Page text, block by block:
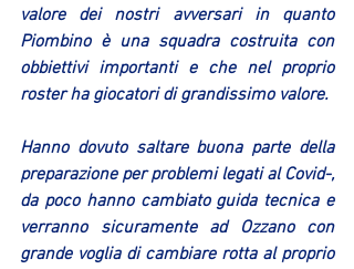
valore dei nostri avversari in quanto
Piombino è una squadra costruita con
obbiettivi importanti e che nel proprio
roster ha giocatori di grandissimo valore.
Hanno dovuto saltare buona parte della
preparazione per problemi legati al Covid-,
da poco hanno cambiato guida tecnica e
verranno sicuramente ad Ozzano con
grande voglia di cambiare rotta al proprio